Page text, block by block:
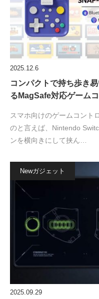
2025.12.6
コンパクトで持ち歩き
るMagSafe対応ゲーム
スマホ向けのゲームコント
のと言えば、Nintendo
ンを横向きにして挟ん…
Newガジェット
2025.09.29